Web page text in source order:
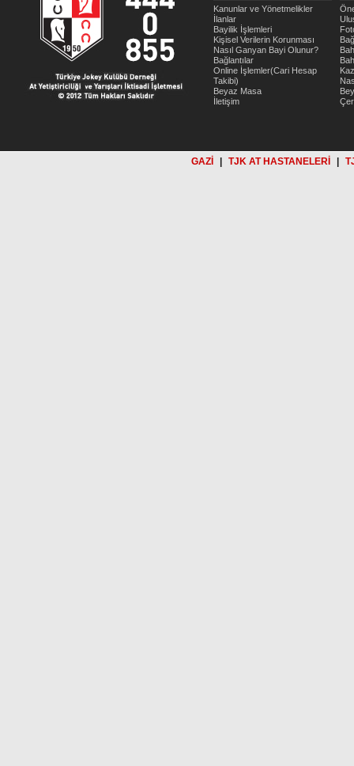
Kanunlar ve Yönetmelikler
İlanlar
Bayilik İşlemleri
Kişisel Verilerin Korunması
Nasıl Ganyan Bayi Olunur?
Bağlantılar
Online İşlemler(Cari Hesap
Takibi)
Beyaz Masa
İletişim
GAZİ TJK AT HASTANELERİ